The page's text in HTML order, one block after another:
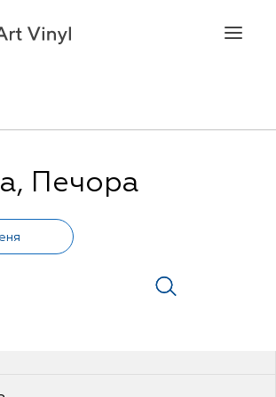
Печора
Укладка
интерьера
Vinyl в интерьере